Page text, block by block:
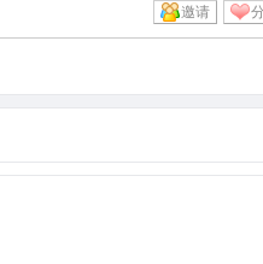
邀请